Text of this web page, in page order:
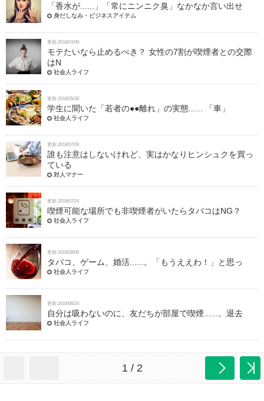
「香水が......」「常にニンニク臭」なかなか言い出せ
身だしなみ・ビジネスアイテム
更新:2018/01/09
モテたいなら止めるべき？ 女性の7割が喫煙者との交際
はN
社会人ライフ
更新:2018/05/28
学生に聞いた「若者の●●離れ」の実態...... 「車」
社会人ライフ
更新:2018/07/09
誰も注意はしないけれど、実はかなりヒンシュクを買っ
ている
対人マナー
更新:2018/07/24
喫煙可能な場所でも非喫煙者がいたらタバコはNG？
社会人ライフ
更新:2018/08/06
タバコ、ゲーム、婚活......。「もうええわ！」と思っ
社会人ライフ
更新:2016/06/24
自分は吸わないのに、友だちが部屋で喫煙......。退去
社会人ライフ
1 / 2